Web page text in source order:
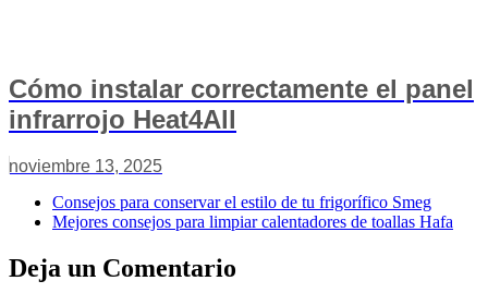
Cómo instalar correctamente el panel
infrarrojo Heat4All
noviembre 13, 2025
Consejos para conservar el estilo de tu frigorífico Smeg
Mejores consejos para limpiar calentadores de toallas Hafa
Deja un Comentario